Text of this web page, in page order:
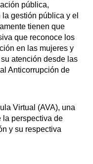
pública,
gestión pública y el
tienen que
que reconoce los
en las mujeres y
atención desde las
Anticorrupción de
Virtual (AVA), una
la perspectiva de
y su respectiva